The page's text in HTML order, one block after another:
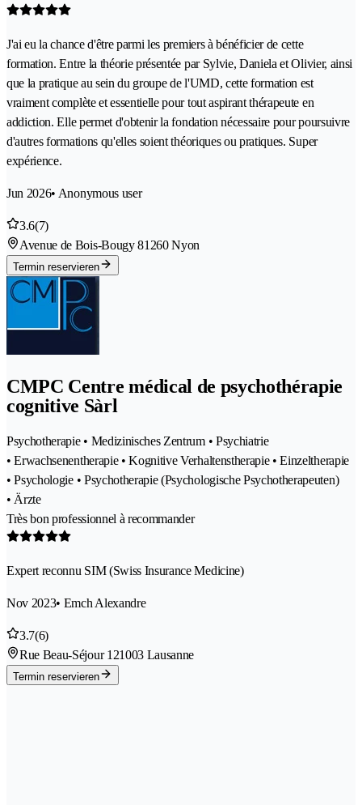
J'ai eu la chance d'être parmi les premiers à bénéficier de cette
formation. Entre la théorie présentée par Sylvie, Daniela et Olivier, ainsi
que la pratique au sein du groupe de l'UMD, cette formation est
vraiment complète et essentielle pour tout aspirant thérapeute en
addiction. Elle permet d'obtenir la fondation nécessaire pour poursuivre
d'autres formations qu'elles soient théoriques ou pratiques. Super
expérience.
Jun 2026• Anonymous user
3.6(7)
Avenue de Bois-Bougy 81260 Nyon
Termin reservieren
CMPC Centre médical de psychothérapie
cognitive Sàrl
Psychotherapie • Medizinisches Zentrum • Psychiatrie
• Erwachsenentherapie • Kognitive Verhaltenstherapie • Einzeltherapie
• Psychologie • Psychotherapie (Psychologische Psychotherapeuten)
• Ärzte
Très bon professionnel à recommander
Expert reconnu SIM (Swiss Insurance Medicine)
Nov 2023• Emch Alexandre
3.7(6)
Rue Beau-Séjour 121003 Lausanne
Termin reservieren